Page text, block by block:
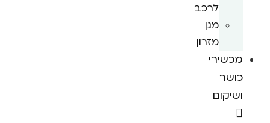
לרכב
מגן
מזרון
מכשירי
כושר
ושיקום